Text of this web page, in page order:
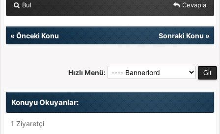
Bul Cevapla
« Önceki Konu Sonraki Konu»
Hızlı Menü:
Konuyu Okuyanlar:
1 Ziyaretçi